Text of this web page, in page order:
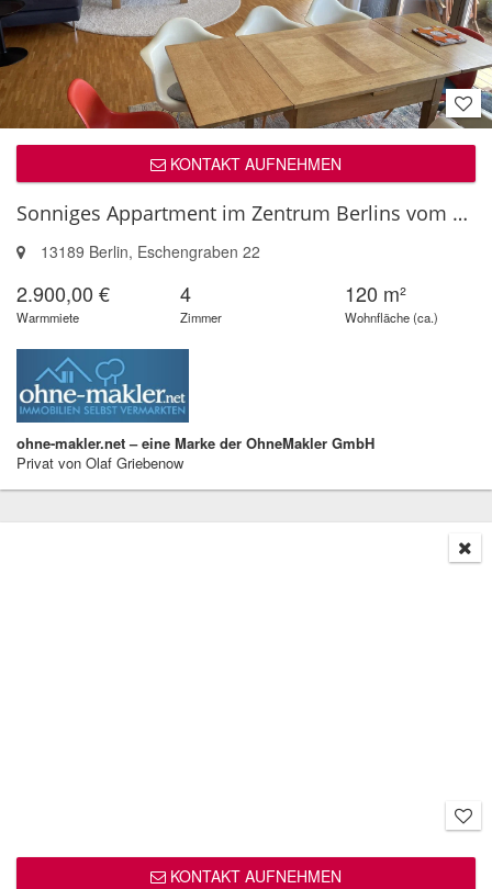
KONTAKT AUFNEHMEN
Sonniges Appartment im Zentrum Berlins vom 01.10.2026 - 31.03.2027 zu ve...
13189 Berlin, Eschengraben 22
2.900,00 €
Warmmiete
4
Zimmer
120 m²
Wohnfläche (ca.)
ohne-makler.net – eine Marke der OhneMakler GmbH
Privat von Olaf Griebenow
KONTAKT AUFNEHMEN